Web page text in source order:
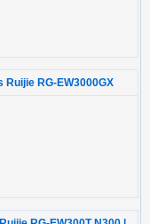
Ruijie RG-EW3000GX